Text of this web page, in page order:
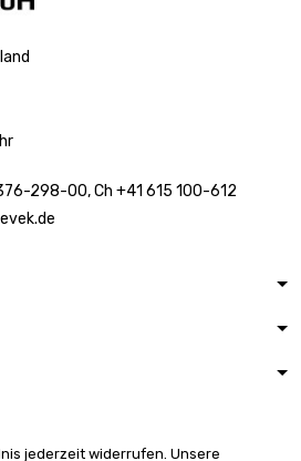
298-00, Ch +41 615 100-612
jederzeit widerrufen. Unsere